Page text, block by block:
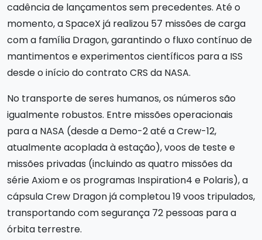
cadência de lançamentos sem precedentes. Até o
momento, a SpaceX já realizou 57 missões de carga
com a família Dragon, garantindo o fluxo contínuo de
mantimentos e experimentos científicos para a ISS
desde o início do contrato CRS da NASA.
No transporte de seres humanos, os números são
igualmente robustos. Entre missões operacionais
para a NASA (desde a Demo-2 até a Crew-12,
atualmente acoplada à estação), voos de teste e
missões privadas (incluindo as quatro missões da
série Axiom e os programas Inspiration4 e Polaris), a
cápsula Crew Dragon já completou 19 voos tripulados,
transportando com segurança 72 pessoas para a
órbita terrestre.